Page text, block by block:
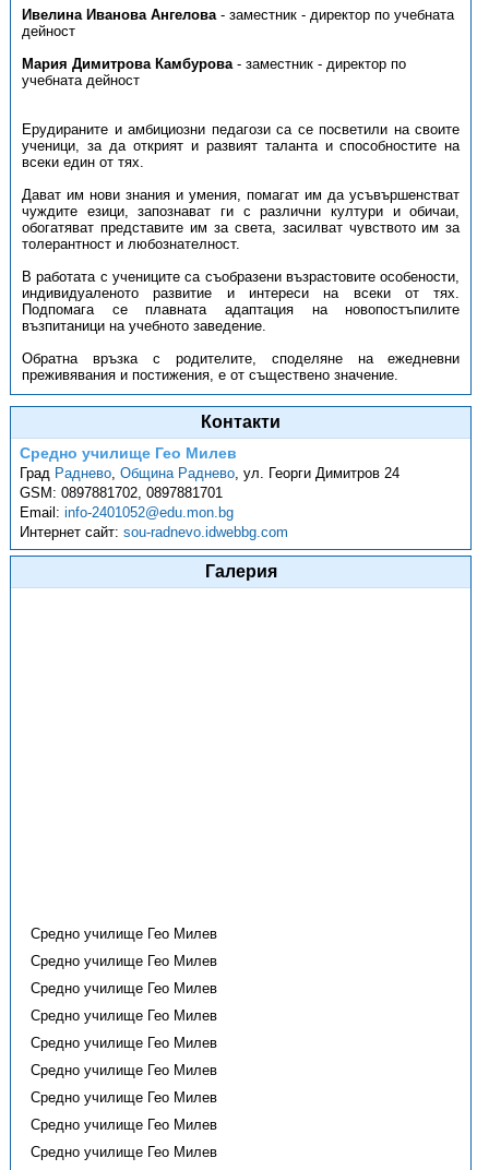
Ивелина Иванова Ангелова- заместник - директор по учебната
дейност
Мария Димитрова Камбурова- заместник - директор по
учебната дейност
Ерудираните и амбициозни педагози са се посветили на своите
ученици, за да открият и развият таланта и способностите на
всеки един от тях.
Дават им нови знания и умения, помагат им да усъвършенстват
чуждите езици, запознават ги с различни култури и обичаи,
обогатяват представите им за света, засилват чувството им за
толерантност и любознателност.
В работата с учениците са съобразени възрастовите особености,
индивидуаленото развитие и интереси на всеки от тях.
Подпомага се плавната адаптация на новопостъпилите
възпитаници на учебното заведение.
Обратна връзка с родителите, споделяне на ежедневни
преживявания и постижения, е от съществено значение.
Контакти
Средно училище Гео Милев
Град Раднево,Община Раднево,ул. Георги Димитров 24
GSM:0897881702, 0897881701
Email:info-2401052@edu.mon.bg
Интернет сайт:sou-radnevo.idwebbg.com
Галерия
Средно училище Гео Милев
Средно училище Гео Милев
Средно училище Гео Милев
Средно училище Гео Милев
Средно училище Гео Милев
Средно училище Гео Милев
Средно училище Гео Милев
Средно училище Гео Милев
Средно училище Гео Милев